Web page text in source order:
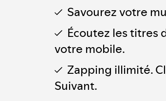
Savourez votre
Écoutez les titres
votre mobile.
Zapping illimité.
Suivant.